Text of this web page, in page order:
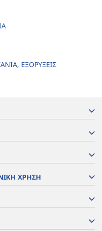
ΕΞΟΡΥΞΕΙΣ
ΧΡΗΣΗ